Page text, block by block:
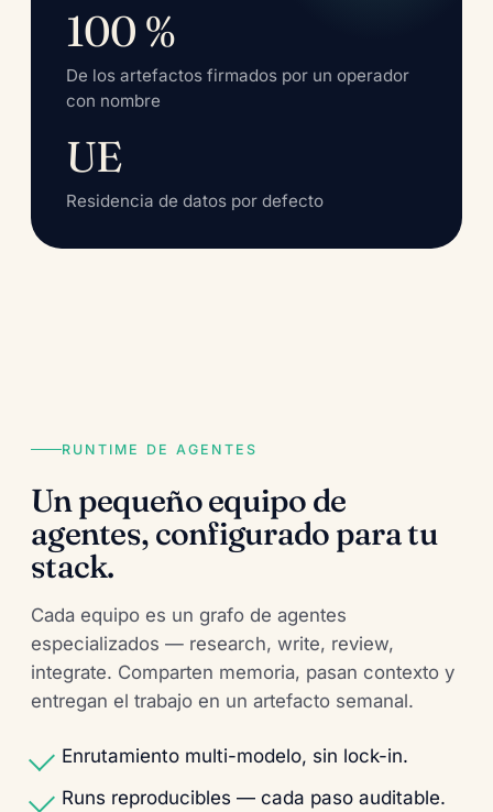
100 %
De los artefactos firmados por un operador
con nombre
UE
Residencia de datos por defecto
RUNTIME DE AGENTES
Un pequeño equipo de
agentes, configurado para tu
stack.
Cada equipo es un grafo de agentes
especializados — research, write, review,
integrate. Comparten memoria, pasan contexto y
entregan el trabajo en un artefacto semanal.
Enrutamiento multi-modelo, sin lock-in.
Runs reproducibles — cada paso auditable.